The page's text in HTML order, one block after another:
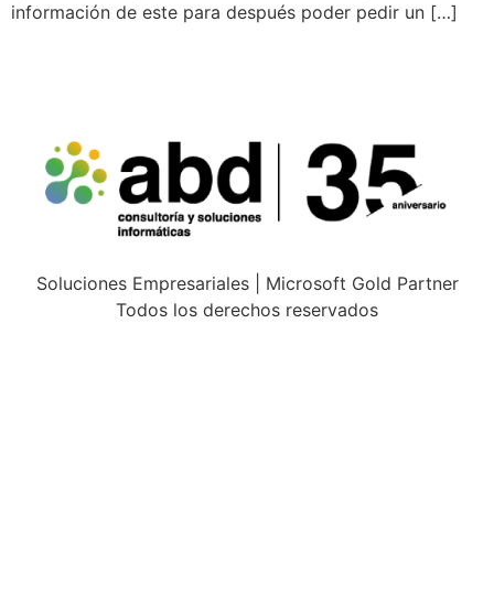
información de este para después poder pedir un […]
Soluciones Empresariales | Microsoft Gold Partner
Todos los derechos reservados